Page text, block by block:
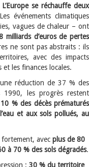
L’Europe se réchauffe deux
Les événements climatiques
vagues de chaleur – ont
milliards d’euros de pertes
ne sont pas abstraits : ils
avec des impacts
les finances locales.
réduction de 37 % des
les progrès restent
10 % des décès prématurés
et aux sols pollués, au
fortement, avec plus de 80
à 70 % des sols dégradés.
: 30 % du territoire